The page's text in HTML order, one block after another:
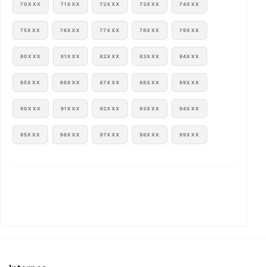
70XXX 71XXX 72XXX 73XXX 74XXX
75XXX 76XXX 77XXX 78XXX 79XXX
80XXX 81XXX 82XXX 83XXX 84XXX
85XXX 86XXX 87XXX 88XXX 89XXX
90XXX 91XXX 92XXX 93XXX 94XXX
95XXX 96XXX 97XXX 98XXX 99XXX